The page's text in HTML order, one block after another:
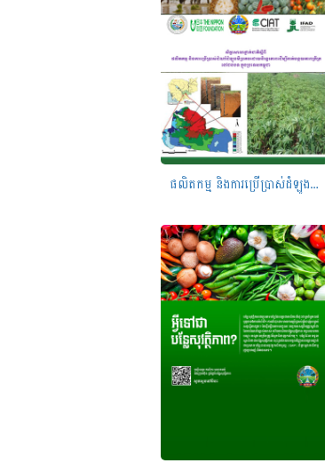
ផលិតកម្ម និងការប្រើប្រាស់ដំឡូងមីប្រកបដោយនិរន្តភាពដើម្បីកាត់បន្ថយភាពក្រីក្រនៅជនបទ